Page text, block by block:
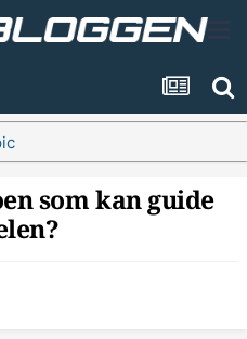
som kan guide